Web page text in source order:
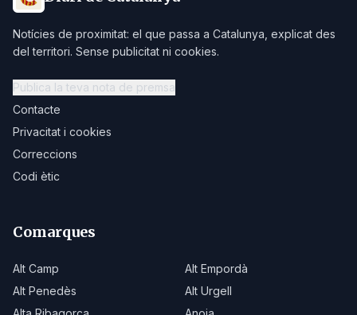
Notícies de proximitat: el que passa a Catalunya, explicat des
del territori. Sense publicitat ni cookies.
Publica la teva nota de premsa
Contacte
Privacitat i cookies
Correccions
Codi ètic
Comarques
Alt Camp
Alt Empordà
Alt Penedès
Alt Urgell